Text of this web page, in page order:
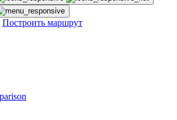
Построить маршрут